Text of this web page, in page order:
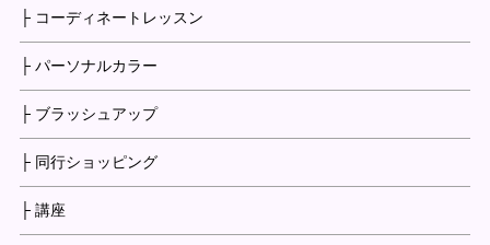
├ コーディネートレッスン
├ パーソナルカラー
├ ブラッシュアップ
├ 同行ショッピング
├ 講座